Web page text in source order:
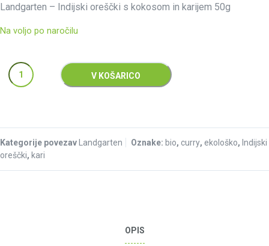
Landgarten – Indijski oreščki s kokosom in karijem 50g
Na voljo po naročilu
Količina
V KOŠARICO
Kategorije povezavLandgarten Oznake: bio, curry, ekološko, Indijski
oreščki, kari
OPIS